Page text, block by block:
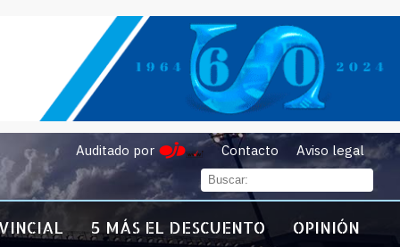
Auditado por Contacto Aviso legal
5 MÁS EL DESCUENTO OPINIÓN